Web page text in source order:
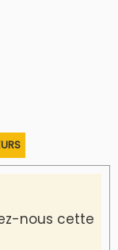
nous cette